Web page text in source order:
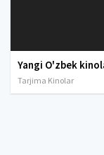
Tarjima Kinolar